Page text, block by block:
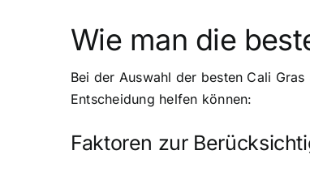
Wie man die
Bei der Auswahl der besten Cali
Entscheidung helfen können:
Faktoren zur